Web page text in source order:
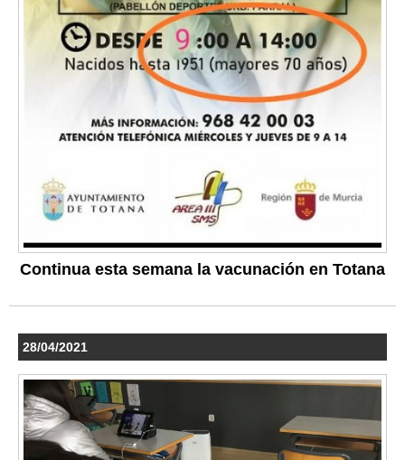
Continua esta semana la vacunación en Totana
28/04/2021